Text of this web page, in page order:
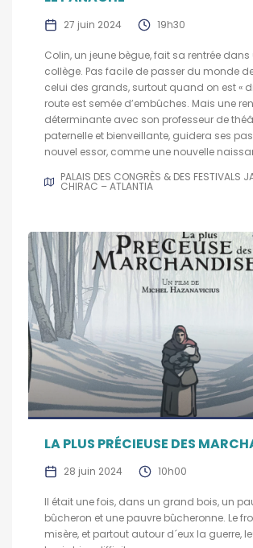
27 juin 2024 19h30
Colin, un jeune bègue, fait sa rentrée
collège. Pas facile de passer du monde
celui des grands, surtout quand on est «
route est semée d’embûches. Mais une
déterminante avec son professeur de
paternelle et bienveillante, guidera ses
nouvel essor, comme une nouvelle
PALAIS DES CONGRÈS & DES FESTIVALS
CHIRAC – ATLANTIA
LA PLUS PRÉCIEUSE DES
28 juin 2024 10h00
Il était une fois, dans un grand bois, un
bûcheron et une pauvre bûcheronne. Le
misère, et partout autour d´eux la guerre,